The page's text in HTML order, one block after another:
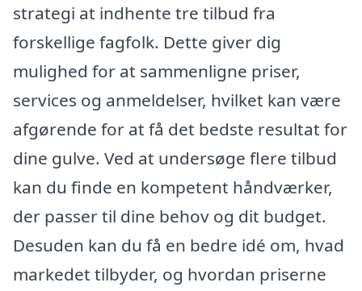
strategi at indhente tre tilbud fra
forskellige fagfolk. Dette giver dig
mulighed for at sammenligne priser,
services og anmeldelser, hvilket kan være
afgørende for at få det bedste resultat for
dine gulve. Ved at undersøge flere tilbud
kan du finde en kompetent håndværker,
der passer til dine behov og dit budget.
Desuden kan du få en bedre idé om, hvad
markedet tilbyder, og hvordan priserne